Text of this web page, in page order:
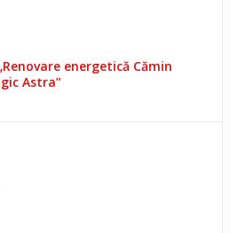
energetică Cămin
Astra”